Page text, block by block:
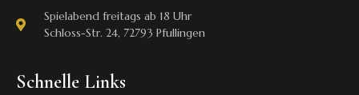
Spielabend freitags ab 18 Uhr
Schloss-Str. 24, 72793 Pfullingen
Schnelle Links